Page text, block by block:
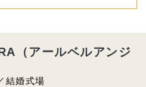
結婚式場
（アールベルアンジ